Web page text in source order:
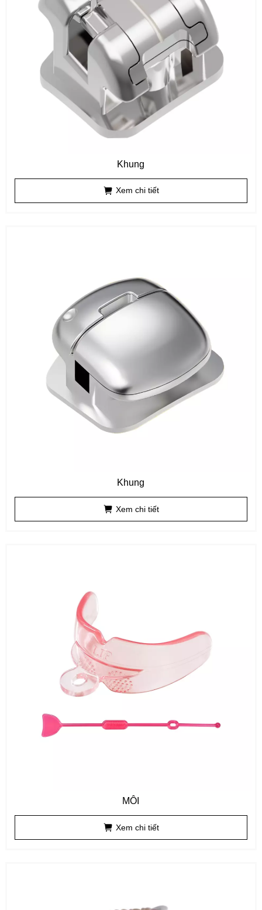
Khung
Xem chi tiết
Khung
Xem chi tiết
MÔI
Xem chi tiết